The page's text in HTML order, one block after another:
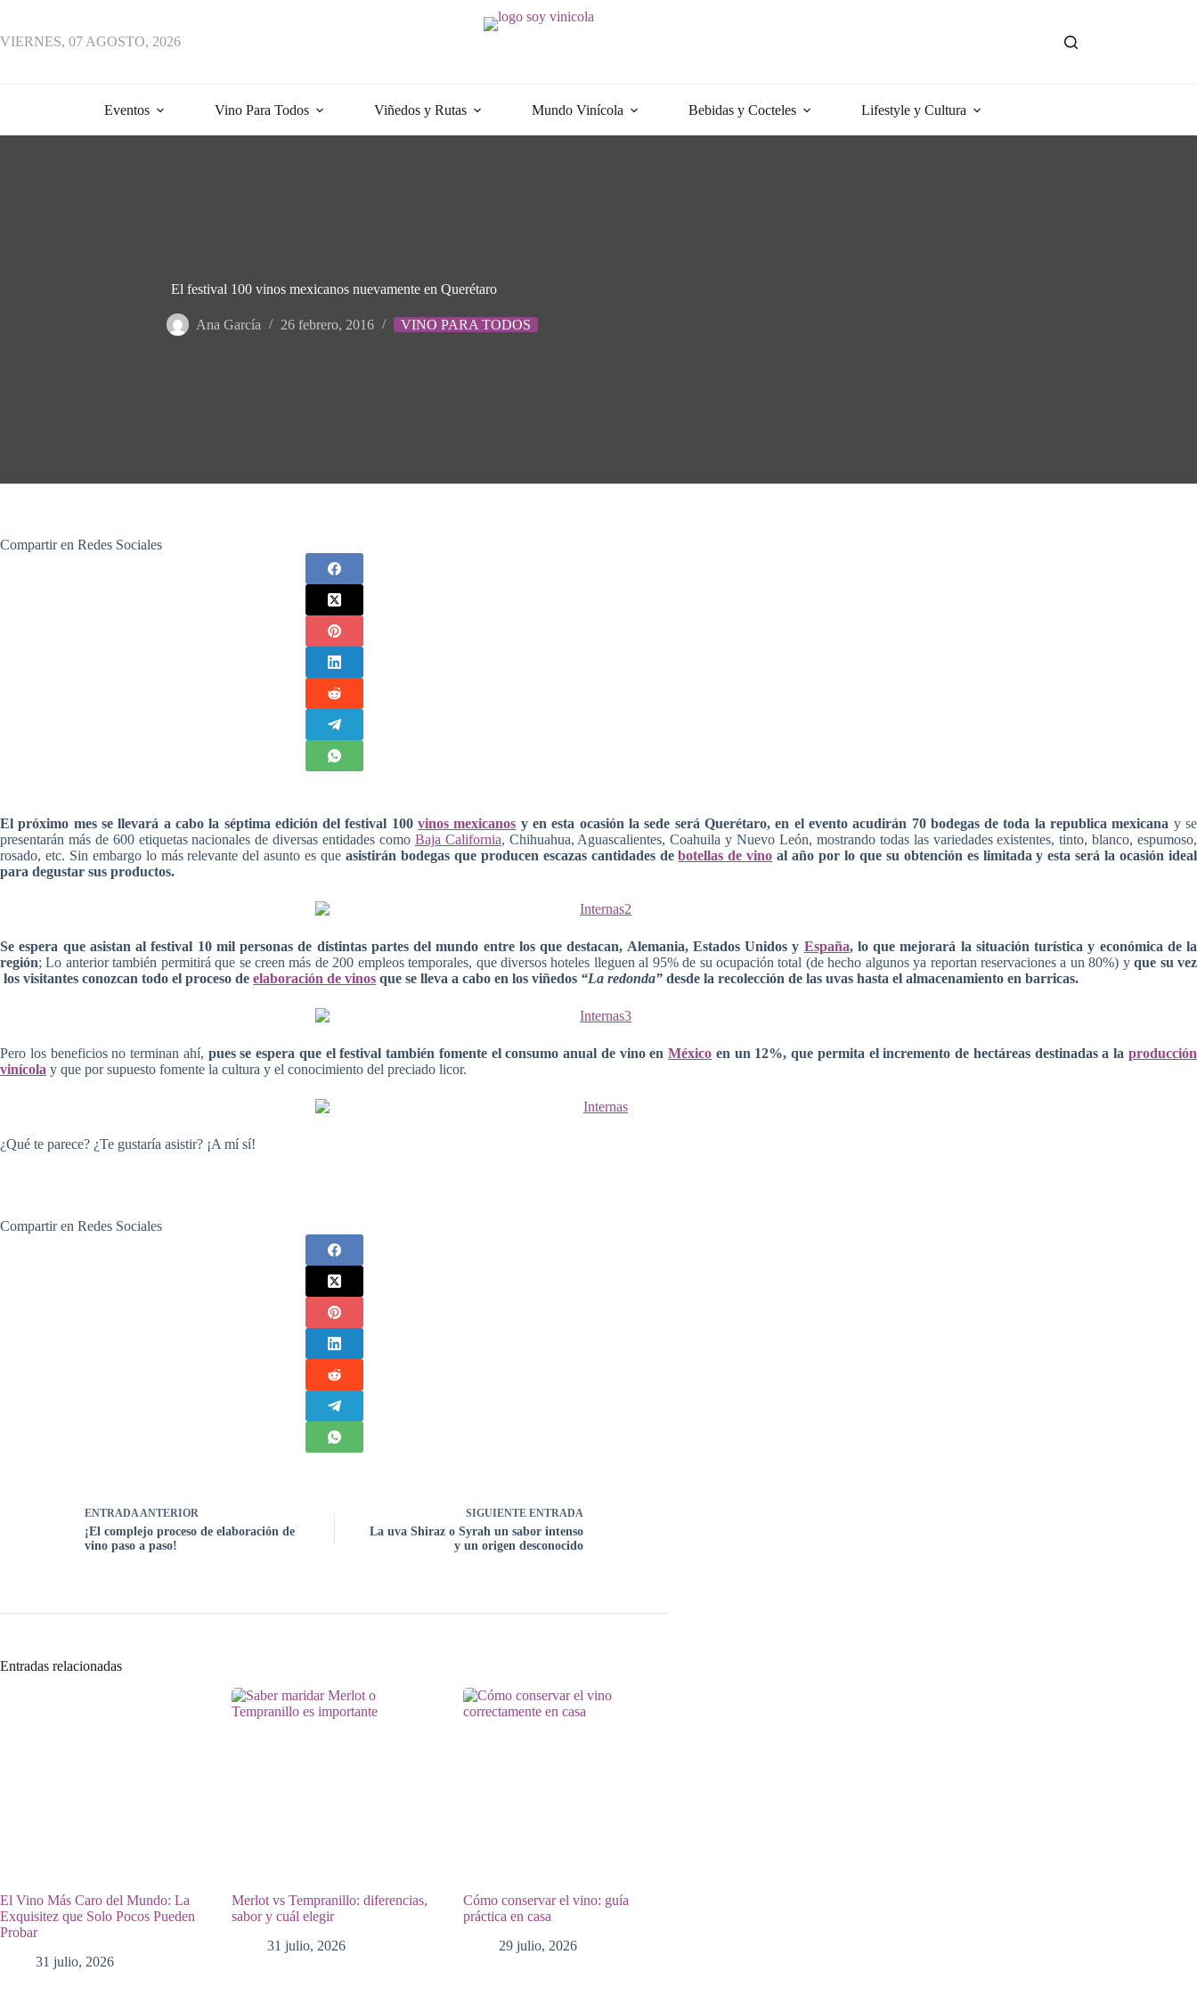
contenido
VIERNES, 07 AGOSTO, 2026
Eventos Vino Para Todos Viñedos y Rutas Mundo Vinícola Bebidas y Cocteles Lifestyle y Cultura
El festival 100 vinos mexicanos nuevamente en Querétaro
Ana García 26 febrero, 2016 VINO PARA TODOS
Compartir en Redes Sociales
El próximo mes se llevará a cabo la séptima edición del festival 100vinos mexicanos y en esta ocasión la sede será Querétaro, en el evento acudirán 70 bodegas de toda la republica mexicana y se
presentarán más de 600 etiquetas nacionales de diversas entidades como Baja California, Chihuahua, Aguascalientes, Coahuila y Nuevo León, mostrando todas las variedades existentes, tinto, blanco, espumoso,
rosado, etc. Sin embargo lo más relevante del asunto es queasistirán bodegas que producen escazas cantidades debotellas de vino al año por lo que su obtención es limitada y esta será la ocasión ideal
para degustar sus productos.
Se espera que asistan al festival 10 mil personas de distintas partes del mundo entre los que destacan, Alemania, Estados Unidos y España, lo que mejorará la situación turística y económica de la
región; Lo anterior también permitirá que se creen más de 200 empleos temporales, que diversos hoteles lleguen al 95% de su ocupación total (de hecho algunos ya reportan reservaciones a un 80%) yque su vez
los visitantes conozcan todo el proceso de elaboración de vinos que se lleva a cabo en los viñedos “La redonda” desde la recolección de las uvas hasta el almacenamiento en barricas.
Pero los beneficios no terminan ahí, pues se espera que el festival también fomente el consumo anual de vino enMéxico en un 12%, que permita el incremento de hectáreas destinadas a laproducción
vinícola y que por supuesto fomente la cultura y el conocimiento del preciado licor.
¿Qué te parece? ¿Te gustaría asistir? ¡A mí sí!
Compartir en Redes Sociales
ENTRADA ANTERIOR
¡El complejo proceso de elaboración de
vino paso a paso!
SIGUIENTE ENTRADA
La uva Shiraz o Syrah un sabor intenso
y un origen desconocido
Entradas relacionadas
El Vino Más Caro del Mundo: La
Exquisitez que Solo Pocos Pueden
Probar
31 julio, 2026
Merlot vs Tempranillo: diferencias,
sabor y cuál elegir
31 julio, 2026
Cómo conservar el vino: guía
práctica en casa
29 julio, 2026